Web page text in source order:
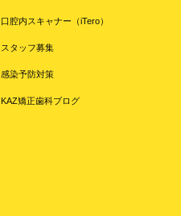
口腔内スキャナー（iTero）
スタッフ募集
感染予防対策
KAZ矯正歯科ブログ